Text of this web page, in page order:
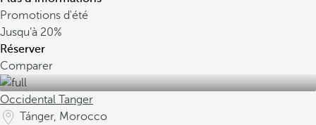
Promotions d'été
Jusqu’à 20%
Réserver
Comparer
Occidental Tanger
Tánger, Morocco